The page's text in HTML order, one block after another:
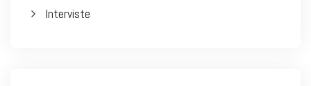
Interviste